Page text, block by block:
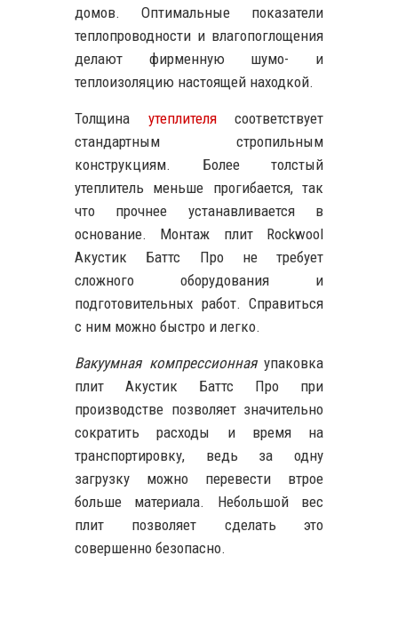
домов. Оптимальные показатели
теплопроводности и влагопоглощения
делают фирменную шумо- и
теплоизоляцию настоящей находкой.
Толщина утеплителясоответствует
стандартным стропильным
конструкциям. Более толстый
утеплитель меньше прогибается, так
что прочнее устанавливается в
основание. Монтаж плит Rockwool
Акустик Баттс Про не требует
сложного оборудования и
подготовительных работ. Справиться
с ним можно быстро и легко.
Вакуумная компрессионнаяупаковка
плит Акустик Баттс Про при
производстве позволяет значительно
сократить расходы и время на
транспортировку, ведь за одну
загрузку можно перевести втрое
больше материала. Небольшой вес
плит позволяет сделать это
совершенно безопасно.